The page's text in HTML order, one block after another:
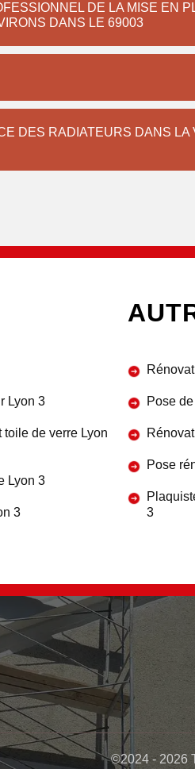
DE LA MISE EN
DANS LE 69003
DES RADIATEURS DANS LA
Lyon 3
toile de verre Lyon
Lyon 3
3
Pose
Pose
3
©2024 - 2026